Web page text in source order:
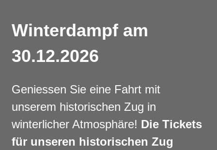
Winterdampf am
30.12.2026
Geniessen Sie eine Fahrt mit
unserem historischen Zug in
winterlicher Atmosphäre! Die Tickets
für unseren historischen Zug